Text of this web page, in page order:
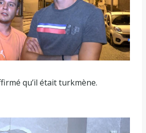
qu’il était turkmène.